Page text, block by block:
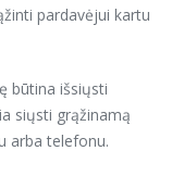
pardavėjui kartu
būtina išsiųsti
siųsti grąžinamą
arba telefonu.